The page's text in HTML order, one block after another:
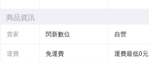
商品資訊
賣家 閃新數位 自營
運費 免運費 運費最低0元